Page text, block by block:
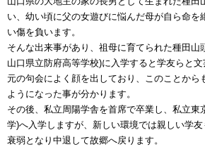
い、幼い頃に父の女遊びに悩んだ母が自ら命を
い傷を負います。
そんな出来事があり、祖母に育てられた種田山
山口県立防府高等学校)に入学すると学友らと
元の句会によく顔を出しており、このことから
ようになった事が分かります。
その後、私立周陽学舎を首席で卒業し、私立東
学)へ入学しますが、新しい環境では親しい学
衰弱となり中退して故郷へ戻ります。